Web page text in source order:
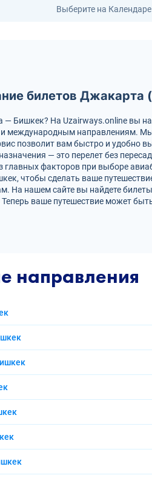
Выберите на
билетов Джакарта
Бишкек? На Uzairways.online вы
международным направлениям.
позволит вам быстро и удобно
— это перелет без
факторов при выборе
чтобы сделать ваше
На нашем сайте вы найдете
ваше путешествие может
направления